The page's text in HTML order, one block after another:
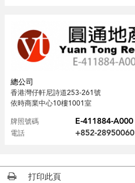
總公司
香港灣仔軒尼詩道253-261號
依時商業中心10樓1001室
牌照號碼
E-411884-A000
電話 +852-28950060
打印此頁